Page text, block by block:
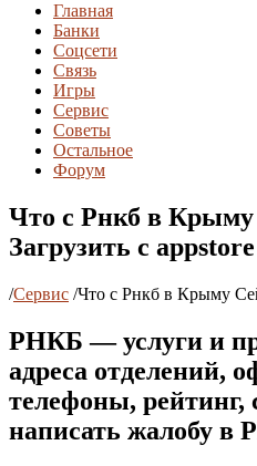
Главная
Банки
Соцсети
Связь
Игры
Сервис
Советы
Остальное
Форум
Что с Рнкб в Крыму
Загрузить с appstore
/Сервис /Что с Рнкб в Крыму
РНКБ — услуги и
адреса отделений,
телефоны, рейтинг,
написать жалобу в